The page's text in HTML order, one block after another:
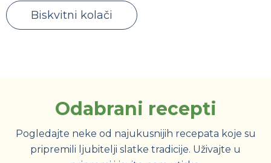
Biskvitni kolači
Odabrani recepti
Pogledajte neke od najukusnijih recepata koje su
pripremili ljubitelji slatke tradicije. Uživajte u